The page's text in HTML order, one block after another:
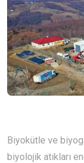
Biyokütle ve
biyolojik atıkları